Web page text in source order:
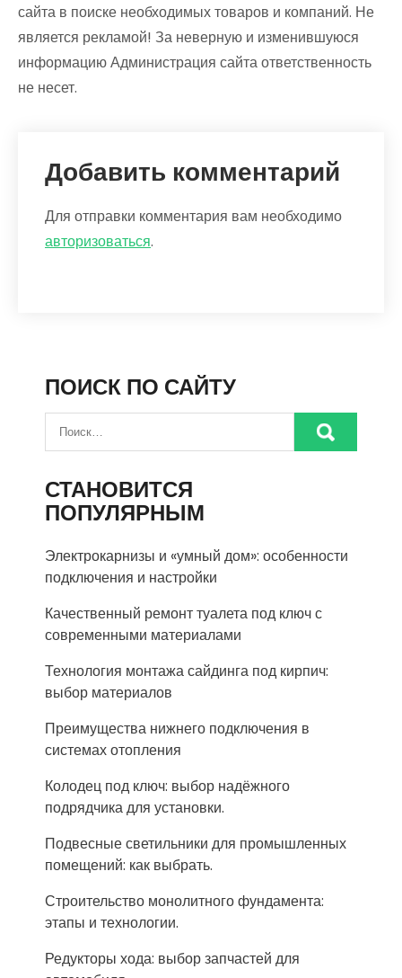
сайта в поиске необходимых товаров и компаний. Не
является рекламой! За неверную и изменившуюся
информацию Администрация сайта ответственность
не несет.
Добавить комментарий
Для отправки комментария вам необходимо
авторизоваться.
ПОИСК ПО САЙТУ
СТАНОВИТСЯ
ПОПУЛЯРНЫМ
Электрокарнизы и «умный дом»: особенности
подключения и настройки
Качественный ремонт туалета под ключ с
современными материалами
Технология монтажа сайдинга под кирпич:
выбор материалов
Преимущества нижнего подключения в
системах отопления
Колодец под ключ: выбор надёжного
подрядчика для установки.
Подвесные светильники для промышленных
помещений: как выбрать.
Строительство монолитного фундамента:
этапы и технологии.
Редукторы хода: выбор запчастей для